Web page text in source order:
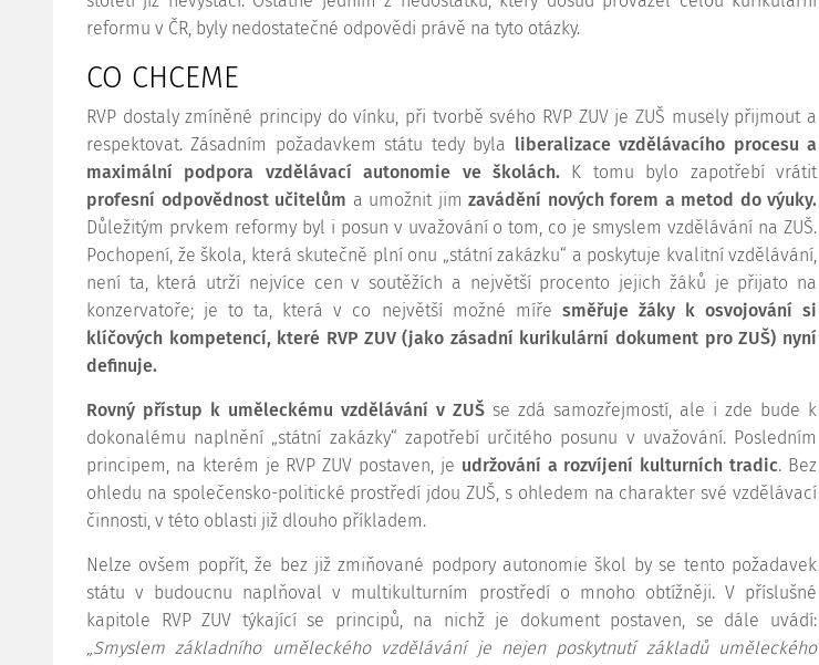
reformu v ČR, byly nedostatečné odpovědi právě na tyto otázky.
CO CHCEME
RVP dostaly zmíněné principy do vínku, při tvorbě svého RVP ZUV je ZUŠ musely přijmout a
respektovat. Zásadním požadavkem státu tedy byla liberalizace vzdělávacího procesu a
maximální podpora vzdělávací autonomie ve školách. K tomu bylo zapotřebí vrátit
profesní odpovědnost učitelům a umožnit jim zavádění nových forem a metod do výuky.
Důležitým prvkem reformy byl i posun v uvažování o tom, co je smyslem vzdělávání na ZUŠ.
Pochopení, že škola, která skutečně plní onu „státní zakázku“ a poskytuje kvalitní vzdělávání,
není ta, která utrží nejvíce cen v soutěžích a největší procento jejich žáků je přijato na
konzervatoře; je to ta, která v co největší možné míře směřuje žáky k osvojování si
klíčových kompetencí, které RVP ZUV (jako zásadní kurikulární dokument pro ZUŠ) nyní
definuje.
Rovný přístup k uměleckému vzdělávání v ZUŠ se zdá samozřejmostí, ale i zde bude k
dokonalému naplnění „státní zakázky“ zapotřebí určitého posunu v uvažování. Posledním
principem, na kterém je RVP ZUV postaven, je udržování a rozvíjení kulturních tradic. Bez
ohledu na společensko-politické prostředí jdou ZUŠ, s ohledem na charakter své vzdělávací
činnosti, v této oblasti již dlouho příkladem.
Nelze ovšem popřít, že bez již zmiňované podpory autonomie škol by se tento požadavek
státu v budoucnu naplňoval v multikulturním prostředí o mnoho obtížněji. V příslušné
kapitole RVP ZUV týkající se principů, na nichž je dokument postaven, se dále uvádí:
„Smyslem základního uměleckého vzdělávání je nejen poskytnutí základů uměleckého